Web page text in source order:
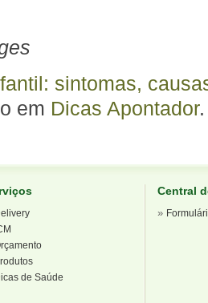
sintomas,
em Dicas Apontador.
de Saúde
Central
»